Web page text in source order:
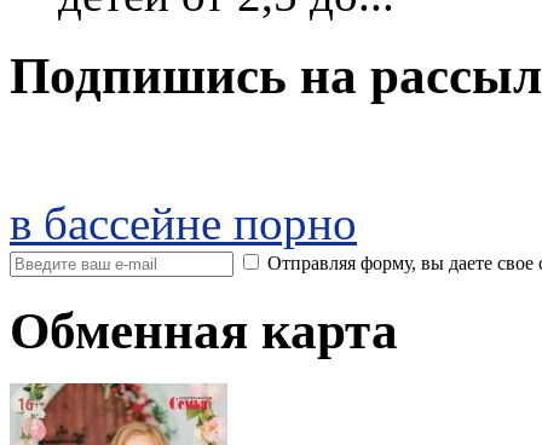
Подпишись на
в бассейне порно
Отправляя форму, вы даете
Обменная карта